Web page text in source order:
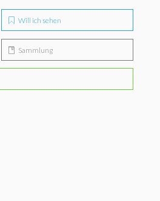
Will ich sehen
Sammlung